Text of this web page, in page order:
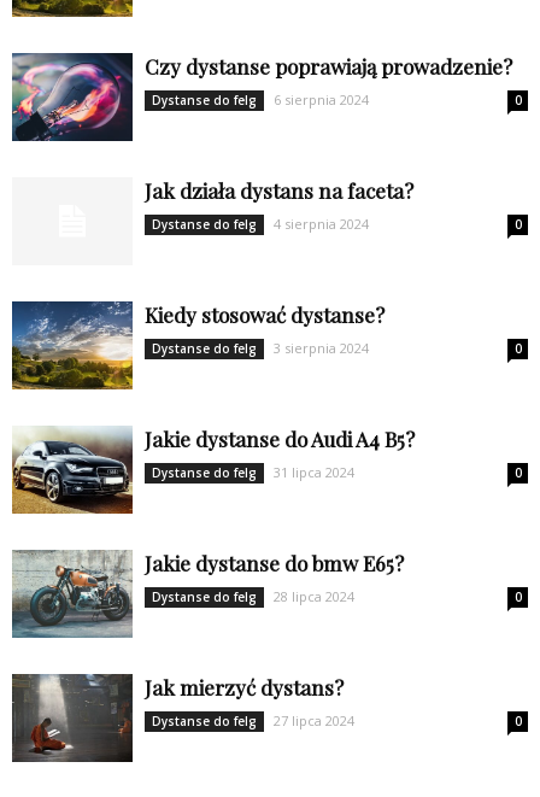
Czy dystanse poprawiają prowadzenie?
Dystanse do felg 6 sierpnia 2024 0
Jak działa dystans na faceta?
Dystanse do felg 4 sierpnia 2024 0
Kiedy stosować dystanse?
Dystanse do felg 3 sierpnia 2024 0
Jakie dystanse do Audi A4 B5?
Dystanse do felg 31 lipca 2024 0
Jakie dystanse do bmw E65?
Dystanse do felg 28 lipca 2024 0
Jak mierzyć dystans?
Dystanse do felg 27 lipca 2024 0